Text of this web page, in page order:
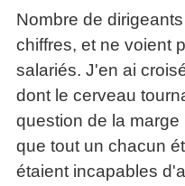
Nombre de
chiffres, et ne voient
salariés. J'en ai
dont le cerveau
question de la
que tout un chacun
étaient incapables